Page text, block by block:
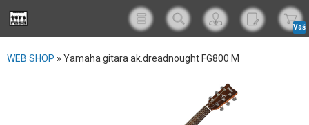
Vaša
WEB SHOP » Yamaha gitara ak.dreadnought FG800 M